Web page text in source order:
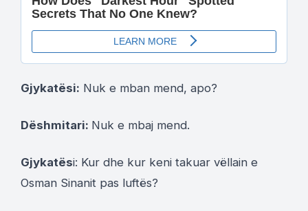
Gjykatësi: Nuk e mban mend, apo?
Dëshmitari: Nuk e mbaj mend.
Gjykatësi: Kur dhe kur keni takuar vëllain e
Osman Sinanit pas luftës?